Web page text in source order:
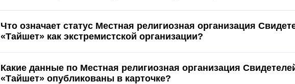
Что означает статус Местная религиозная организация
«Тайшет» как экстремистской организации?
Какие данные по Местная религиозная организация
«Тайшет» опубликованы в карточке?